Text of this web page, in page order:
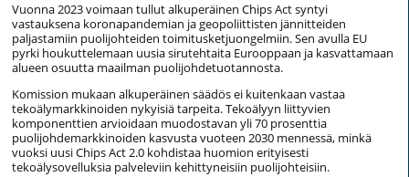
Vuonna 2023 voimaan tullut alkuperäinen Chips Act syntyi
vastauksena koronapandemian ja geopoliittisten jännitteiden
paljastamiin puolijohteiden toimitusketjuongelmiin. Sen avulla EU
pyrki houkuttelemaan uusia sirutehtaita Eurooppaan ja kasvattamaan
alueen osuutta maailman puolijohdetuotannosta.
Komission mukaan alkuperäinen säädös ei kuitenkaan vastaa
tekoälymarkkinoiden nykyisiä tarpeita. Tekoälyyn liittyvien
komponenttien arvioidaan muodostavan yli 70 prosenttia
puolijohdemarkkinoiden kasvusta vuoteen 2030 mennessä, minkä
vuoksi uusi Chips Act 2.0 kohdistaa huomion erityisesti
tekoälysovelluksia palveleviin kehittyneisiin puolijohteisiin.